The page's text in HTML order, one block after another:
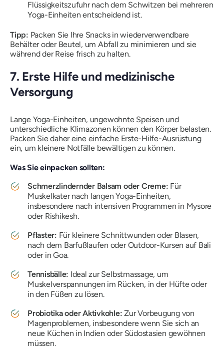
Flüssigkeitszufuhr nach dem Schwitzen bei mehreren
Yoga-Einheiten entscheidend ist.
Tipp: Packen Sie Ihre Snacks in wiederverwendbare
Behälter oder Beutel, um Abfall zu minimieren und sie
während der Reise frisch zu halten.
7. Erste Hilfe und medizinische
Versorgung
Lange Yoga-Einheiten, ungewohnte Speisen und
unterschiedliche Klimazonen können den Körper belasten.
Packen Sie daher eine einfache Erste-Hilfe-Ausrüstung
ein, um kleinere Notfälle bewältigen zu können.
Was Sie einpacken sollten:
Schmerzlindernder Balsam oder Creme: Für
Muskelkater nach langen Yoga-Einheiten,
insbesondere nach intensiven Programmen in Mysore
oder Rishikesh.
Pflaster: Für kleinere Schnittwunden oder Blasen,
nach dem Barfußlaufen oder Outdoor-Kursen auf Bali
oder in Goa.
Tennisbälle: Ideal zur Selbstmassage, um
Muskelverspannungen im Rücken, in der Hüfte oder
in den Füßen zu lösen.
Probiotika oder Aktivkohle: Zur Vorbeugung von
Magenproblemen, insbesondere wenn Sie sich an
neue Küchen in Indien oder Südostasien gewöhnen
müssen.